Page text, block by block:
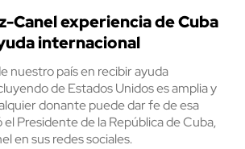
Canel experiencia de Cuba
internacional
nuestro país en recibir ayuda
de Estados Unidos es amplia y
donante puede dar fe de esa
el Presidente de la República de Cuba,
en sus redes sociales.